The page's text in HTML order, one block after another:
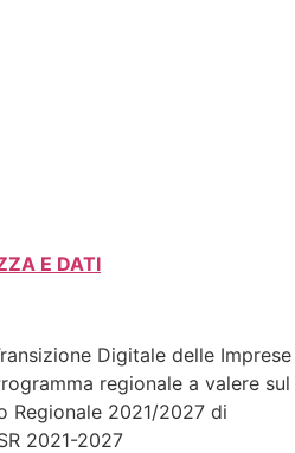
E DATI
Digitale delle Imprese
regionale a valere sul
Regionale 2021/2027 di
2021-2027